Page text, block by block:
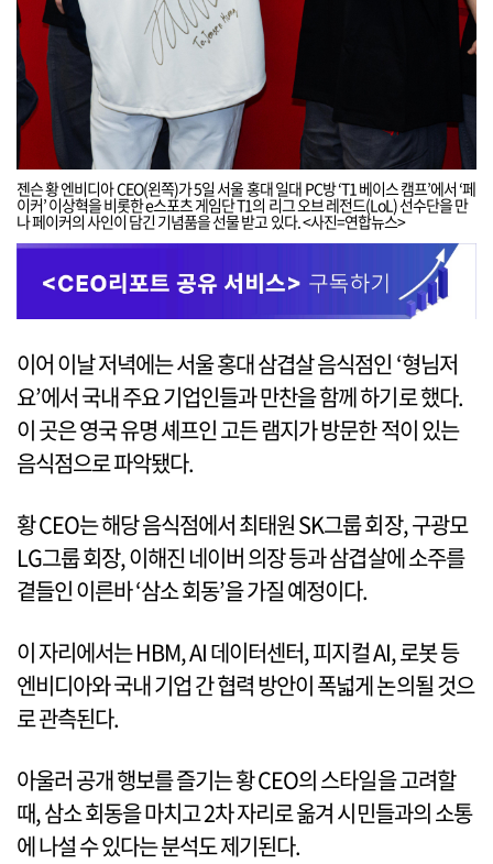
젠슨 황 엔비디아 CEO(왼쪽)가 5일 서울 홍대 일대 PC방 ‘T1 베이스 캠프’에서 ‘페
이커’ 이상혁을 비롯한 e스포츠 게임단 T1의 리그 오브 레전드(LoL) 선수단을 만
나 페이커의 사인이 담긴 기념품을 선물 받고 있다. <사진=연합뉴스>
이어 이날 저녁에는 서울 홍대 삼겹살 음식점인 ‘형님저
요’에서 국내 주요 기업인들과 만찬을 함께 하기로 했다.
이 곳은 영국 유명 셰프인 고든 램지가 방문한 적이 있는
음식점으로 파악됐다.
황 CEO는 해당 음식점에서 최태원 SK그룹 회장, 구광모
LG그룹 회장, 이해진 네이버 의장 등과 삼겹살에 소주를
곁들인 이른바 ‘삼소 회동’을 가질 예정이다.
이 자리에서는 HBM, AI 데이터센터, 피지컬 AI, 로봇 등
엔비디아와 국내 기업 간 협력 방안이 폭넓게 논의될 것으
로 관측된다.
아울러 공개 행보를 즐기는 황 CEO의 스타일을 고려할
때, 삼소 회동을 마치고 2차 자리로 옮겨 시민들과의 소통
에 나설 수 있다는 분석도 제기된다.